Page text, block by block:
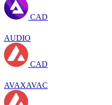
CAD
AUDIO
CAD
AVAXAVAC